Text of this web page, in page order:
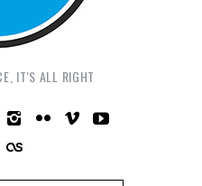
IT'S ALL RIGHT